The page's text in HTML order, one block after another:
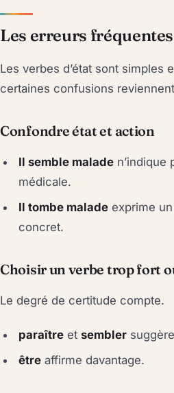
Les erreurs
Les verbes d’état sont simples
certaines confusions
Confondre état et action
Il semble malade n’indique
médicale.
Il tombe malade exprime
concret.
Choisir un verbe trop fort
Le degré de certitude compte.
paraître etsembler
être affirme davantage.